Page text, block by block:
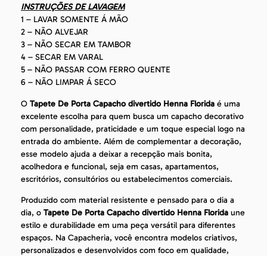
INSTRUÇÕES DE LAVAGEM
1 – LAVAR SOMENTE Á MÃO
2 – NÃO ALVEJAR
3 – NÃO SECAR EM TAMBOR
4 – SECAR EM VARAL
5 – NÃO PASSAR COM FERRO QUENTE
6 – NÃO LIMPAR Á SECO
O Tapete De Porta Capacho divertido Henna Florida é uma
excelente escolha para quem busca um capacho decorativo
com personalidade, praticidade e um toque especial logo na
entrada do ambiente. Além de complementar a decoração,
esse modelo ajuda a deixar a recepção mais bonita,
acolhedora e funcional, seja em casas, apartamentos,
escritórios, consultórios ou estabelecimentos comerciais.
Produzido com material resistente e pensado para o dia a
dia, o Tapete De Porta Capacho divertido Henna Florida une
estilo e durabilidade em uma peça versátil para diferentes
espaços. Na Capacheria, você encontra modelos criativos,
personalizados e desenvolvidos com foco em qualidade,